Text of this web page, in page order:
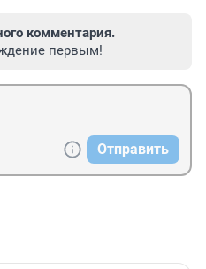
комментария.
первым!
Отправить